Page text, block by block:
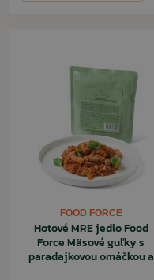
FOOD FORCE
Hotové MRE jedlo Food
Force Mäsové guľky s
paradajkovou omáčkou a
cestovinami